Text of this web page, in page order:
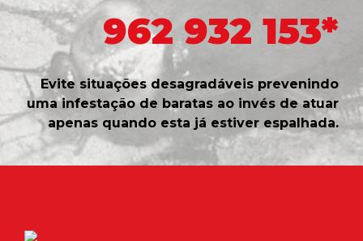
962 932 153*
Evite situações desagradáveis prevenindo
uma infestação de baratas ao invés de atuar
apenas quando esta já estiver espalhada.